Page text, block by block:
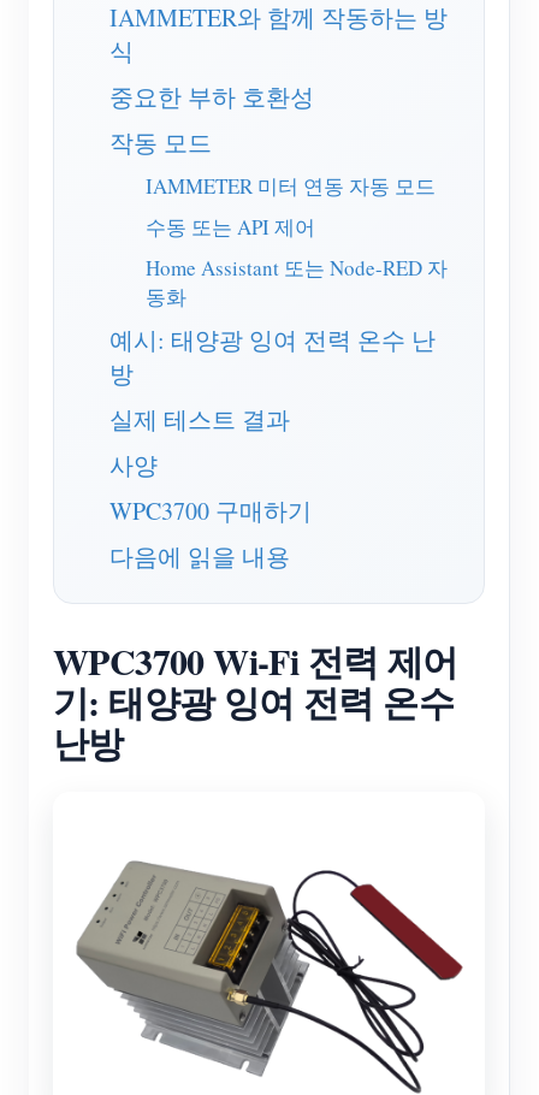
에너지 예측 및 시뮬레이션 시스템
애플리케이션
태양광 PV 시스템 에너지 모니터
전기 사용량 모니터
PV 히터 제어 시스템
홈 자동화
공장 에너지 모니터링
스토어
리소스
제품 빠른 시작
문서
FAQ
뉴스
블로그
커뮤니티
기여자 프로그램
기여자 센터
IAMMETER 활동
포럼
App Store
사이트 탐색
PV 랭킹
솔루션
문의
회사 소개
IAMMETER와 함께 작동하는 방
식
중요한 부하 호환성
작동 모드
IAMMETER 미터 연동 자동 모드
수동 또는 API 제어
Home Assistant 또는 Node-RED 자
동화
예시: 태양광 잉여 전력 온수 난
방
실제 테스트 결과
사양
WPC3700 구매하기
다음에 읽을 내용
WPC3700 Wi-Fi 전력 제어
기: 태양광 잉여 전력 온수
난방